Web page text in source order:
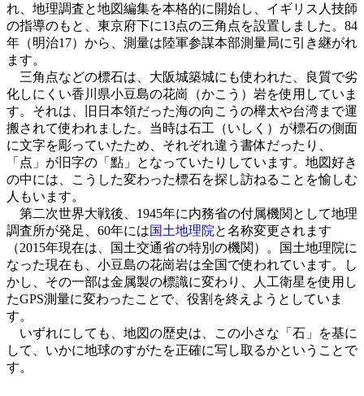
れ、地理調査と地図編集を本格的に開始し、イギリス人技師
の指導のもと、東京府下に13点の三角点を設置しました。84
年（明治17）から、測量は陸軍参謀本部測量局に引き継がれ
ます。
三角点などの標石は、大阪城築城にも使われた、良質で劣
化しにくい香川県小豆島の花崗（かこう）岩を使用していま
す。それは、旧日本領だった海の向こうの樺太や台湾まで運
搬されて使われました。当時は石工（いしく）が標石の側面
に文字を彫っていたため、それぞれ違う書体だったり、
「点」が旧字の「點」となっていたりしています。地図好き
の中には、こうした変わった標石を探し訪ねることを愉しむ
人もいます。
第二次世界大戦後、1945年に内務省の付属機関として地理
調査所が発足、60年には国土地理院と名称変更されます
（2015年現在は、国土交通省の特別の機関）。国土地理院に
なった現在も、小豆島の花崗岩は全国で使われています。し
かし、その一部は金属製の標識に変わり、人工衛星を使用し
たGPS測量に変わったことで、役割を終えようとしていま
す。
いずれにしても、地図の歴史は、この小さな「石」を基に
して、いかに地球のすがたを正確に写し取るかということで
す。